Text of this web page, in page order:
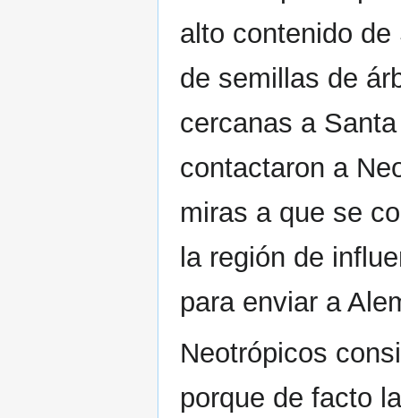
alto contenido
de semillas de
cercanas a
contactaron a
miras a que se
la región de
para enviar a
Neotrópicos
porque de facto